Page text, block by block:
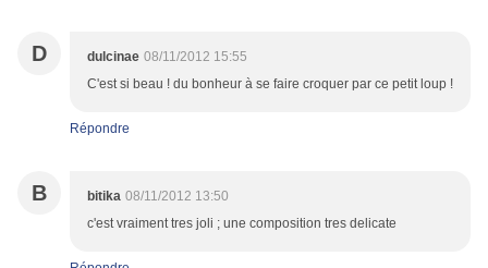
D dulcinae 08/11/2012 15:55
C'est si beau ! du bonheur à se faire croquer par ce petit loup !
Répondre
B bitika 08/11/2012 13:50
c'est vraiment tres joli ; une composition tres delicate